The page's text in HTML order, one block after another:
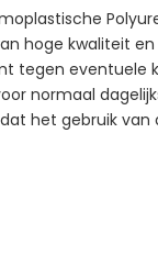
hoge kwaliteit
tegen eventuele
normaal
het gebruik van